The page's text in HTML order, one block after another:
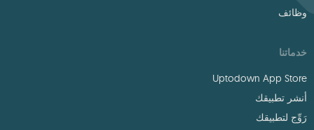
وظائف
خدماتنا
Uptodown App Store
أنشر تطبيقك
رَوِّج لتطبيقك